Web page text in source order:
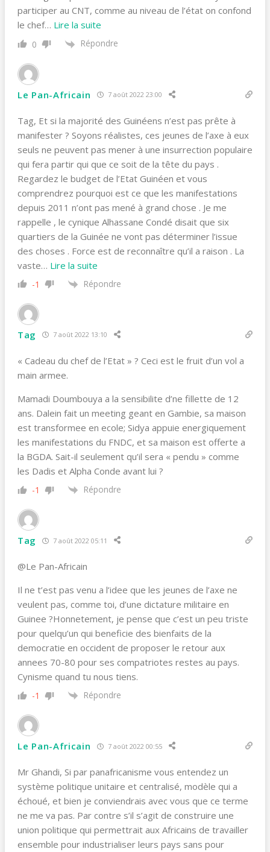
participer au CNT, comme au niveau de l’état on confond
le chef… Lire la suite
0 Répondre
Le Pan-Africain 7 août 2022 23:00
Tag, Et si la majorité des Guinéens n’est pas prête à
manifester ? Soyons réalistes, ces jeunes de l’axe à eux
seuls ne peuvent pas mener à une insurrection populaire
qui fera partir qui que ce soit de la tête du pays .
Regardez le budget de l’Etat Guinéen et vous
comprendrez pourquoi est ce que les manifestations
depuis 2011 n’ont pas mené à grand chose . Je me
rappelle , le cynique Alhassane Condé disait que six
quartiers de la Guinée ne vont pas déterminer l’issue
des choses . Force est de reconnaître qu’il a raison . La
vaste… Lire la suite
-1 Répondre
Tag 7 août 2022 13:10
« Cadeau du chef de l’Etat » ? Ceci est le fruit d’un vol a
main armee.
Mamadi Doumbouya a la sensibilite d’ne fillette de 12
ans. Dalein fait un meeting geant en Gambie, sa maison
est transformee en ecole; Sidya appuie energiquement
les manifestations du FNDC, et sa maison est offerte a
la BGDA. Sait-il seulement qu’il sera « pendu » comme
les Dadis et Alpha Conde avant lui ?
-1 Répondre
Tag 7 août 2022 05:11
@Le Pan-Africain
Il ne t’est pas venu a l’idee que les jeunes de l’axe ne
veulent pas, comme toi, d’une dictature militaire en
Guinee ?Honnetement, je pense que c’est un peu triste
pour quelqu’un qui beneficie des bienfaits de la
democratie en occident de proposer le retour aux
annees 70-80 pour ses compatriotes restes au pays.
Cynisme quand tu nous tiens.
-1 Répondre
Le Pan-Africain 7 août 2022 00:55
Mr Ghandi, Si par panafricanisme vous entendez un
système politique unitaire et centralisé, modèle qui a
échoué, et bien je conviendrais avec vous que ce terme
ne me va pas. Par contre s’il s’agit de construire une
union politique qui permettrait aux Africains de travailler
ensemble pour industrialiser leurs pays sans pour